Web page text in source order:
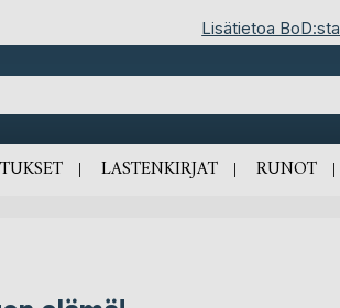
Lisätietoa BoD:sta
LASTENKIRJAT RUNOT